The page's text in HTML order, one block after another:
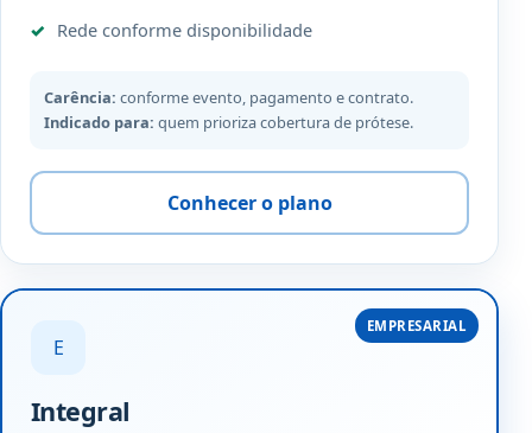
Rede conforme disponibilidade
Carência: conforme evento, pagamento e contrato.
Indicado para: quem prioriza cobertura de prótese.
Conhecer o plano
EMPRESARIAL
E
Integral